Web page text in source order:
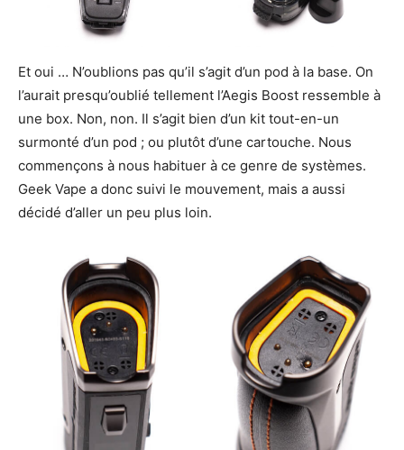
Et oui … N’oublions pas qu’il s’agit d’un pod à la base. On
l’aurait presqu’oublié tellement l’Aegis Boost ressemble à
une box. Non, non. Il s’agit bien d’un kit tout-en-un
surmonté d’un pod ; ou plutôt d’une cartouche. Nous
commençons à nous habituer à ce genre de systèmes.
Geek Vape a donc suivi le mouvement, mais a aussi
décidé d’aller un peu plus loin.